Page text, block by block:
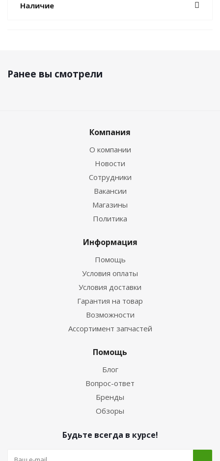
Наличие
Ранее вы смотрели
Компания
О компании
Новости
Сотрудники
Вакансии
Магазины
Политика
Информация
Помощь
Условия оплаты
Условия доставки
Гарантия на товар
Возможности
Ассортимент запчастей
Помощь
Блог
Вопрос-ответ
Бренды
Обзоры
Будьте всегда в курсе!